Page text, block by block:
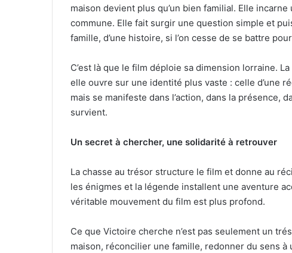
maison devient plus qu’un bien familial. Elle
commune. Elle fait surgir une question simple et
famille, d’une histoire, si l’on cesse de se battre
C’est là que le film déploie sa dimension lorraine.
elle ouvre sur une identité plus vaste : celle d’une
mais se manifeste dans l’action, dans la présence,
survient.
Un secret à chercher, une solidarité à retrouver
La chasse au trésor structure le film et donne au
les énigmes et la légende installent une aventure
véritable mouvement du film est plus profond.
Ce que Victoire cherche n’est pas seulement un
maison, réconcilier une famille, redonner du sens à